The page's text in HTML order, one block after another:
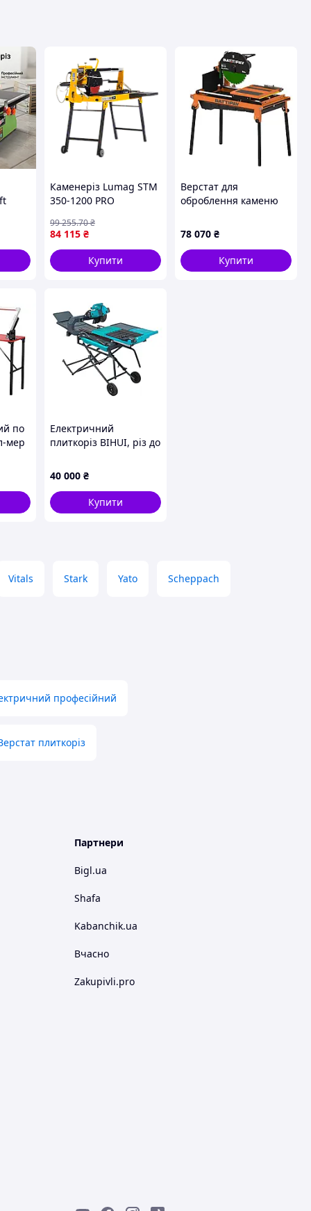
Каменеріз Lumag STM
350-1200 PRO
84 115 ₴
99 255.70₴
Купити
Верстат для
оброблення каменю
(8000/400SJ)
78 070 ₴
Купити
по
мер
мм,
Електричний
плиткоріз BIHUI, різ до
40 000 ₴
Купити
Vitals Stark Yato Scheppach
професійний
плиткоріз
Партнери
Bigl.ua
Shafa
Kabanchik.ua
Вчасно
Zakupivli.pro